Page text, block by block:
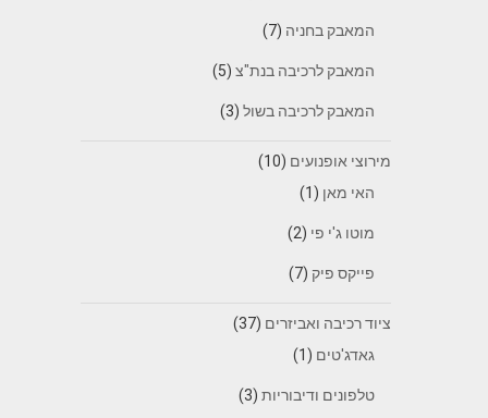
המאבק בחניה (7)
המאבק לרכיבה בנת"צ(5)
המאבק לרכיבה בשול(3)
מירוצי אופנועים (10)
האי מאן (1)
מוטו ג'י פי (2)
פייקס פיק (7)
ציוד רכיבה ואביזרים (37)
גאדג'טים (1)
טלפונים ודיבוריות(3)